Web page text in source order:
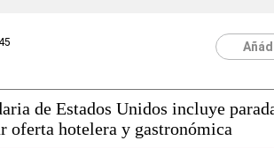
de Estados Unidos incluye
oferta hotelera y gastronómica